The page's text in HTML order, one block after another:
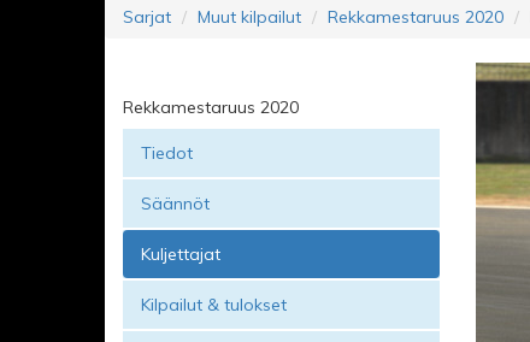
Sarjat Muut kilpailut Rekkamestaruus 2020
Rekkamestaruus 2020
Tiedot
Säännöt
Kuljettajat
Kilpailut & tulokset